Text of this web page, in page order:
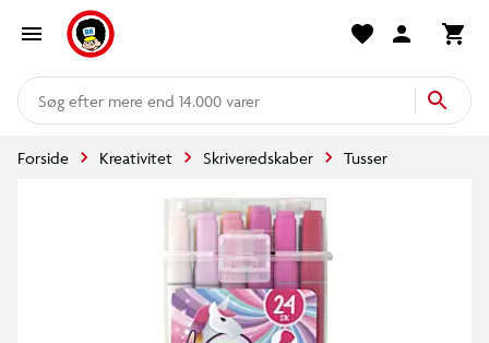
mere end 14.000 varer
Forside Kreativitet Skriveredskaber Tusser